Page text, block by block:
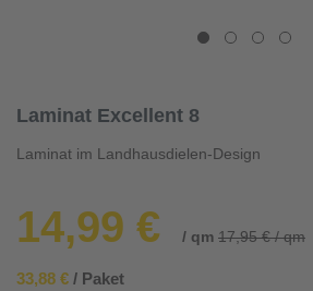
Laminat Excellent 8
Laminat im Landhausdielen-Design
14,99 € / qm 17,95 € / qm
33,88 € / Paket